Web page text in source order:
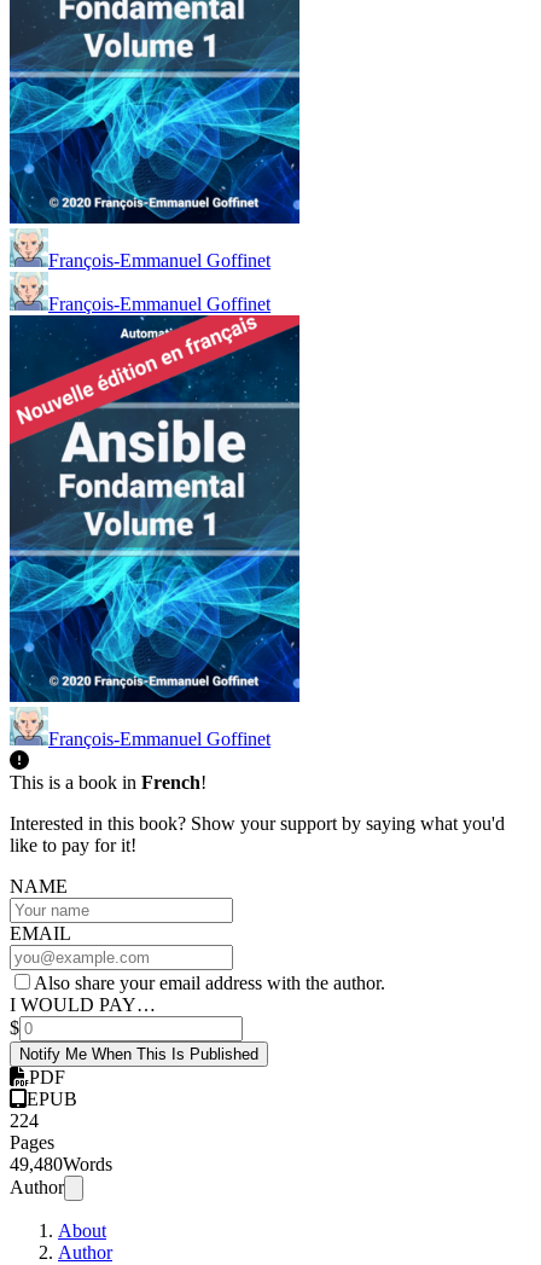
François-Emmanuel Goffinet
François-Emmanuel Goffinet
François-Emmanuel Goffinet
This is a book in French!
Interested in this book? Show your support by saying what you'd
like to pay for it!
NAME
EMAIL
Also share your email address with the author.
I WOULD PAY…
$
Notify Me When This Is Published
PDF
EPUB
224
Pages
49,480Words
Author
About
Author